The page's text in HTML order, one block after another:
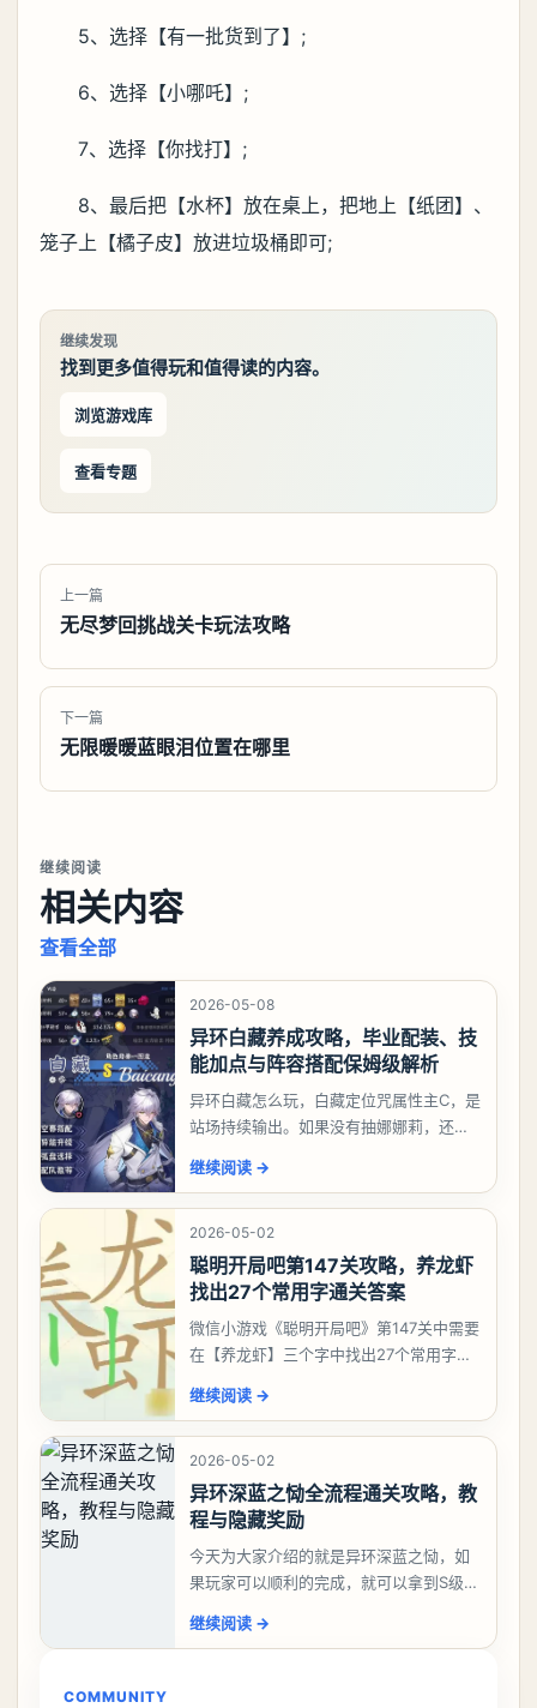
5、选择【有一批货到了】;
6、选择【小哪吒】;
7、选择【你找打】;
8、最后把【水杯】放在桌上，把地上【纸团】、
笼子上【橘子皮】放进垃圾桶即可;
继续发现
找到更多值得玩和值得读的内容。
浏览游戏库
查看专题
上一篇
无尽梦回挑战关卡玩法攻略
下一篇
无限暖暖蓝眼泪位置在哪里
继续阅读
相关内容
查看全部
2026-05-08
异环白藏养成攻略，毕业配装、技
能加点与阵容搭配保姆级解析
异环白藏怎么玩，白藏定位咒属性主C，是
站场持续输出。如果没有抽娜娜莉，还没
有娜娜莉缺另外一个二队C想打深渊也可以
考虑养个白藏
继续阅读 →
2026-05-02
聪明开局吧第147关攻略，养龙虾
找出27个常用字通关答案
微信小游戏《聪明开局吧》第147关中需要
在【养龙虾】三个字中找出27个常用字，
大、夫、夰、巾、中、虫、下、虾、卜、
囗、吓、卟、
继续阅读 →
2026-05-02
异环深蓝之恸全流程通关攻略，教
程与隐藏奖励
今天为大家介绍的就是异环深蓝之恸，如
果玩家可以顺利的完成，就可以拿到S级弧
比较高的，对于那些新手玩家并不建议直
继续阅读 →
COMMUNITY